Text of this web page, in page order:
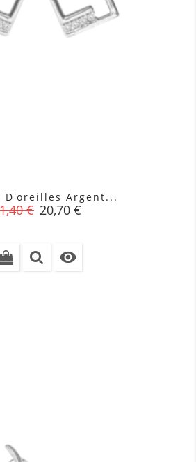
D'oreilles Argent...
€ Prix
20,70 €
